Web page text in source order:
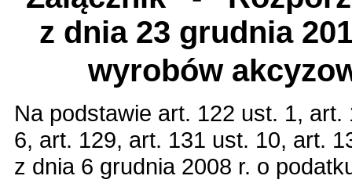
z dnia 23 grudnia
wyrobów
Na podstawie art. 122 ust. 1,
6, art. 129, art. 131 ust. 10, art.
z dnia 6 grudnia 2008 r. o